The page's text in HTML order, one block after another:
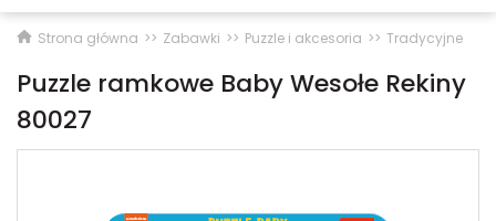
Strona główna Zabawki Puzzle i akcesoria Tradycyjne
Puzzle ramkowe Baby Wesołe Rekiny
80027